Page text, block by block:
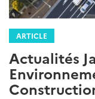
Actualités
Rédigé par : SER de
novembre 2019